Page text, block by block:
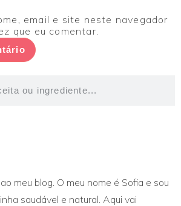
email e site neste navegador
que eu comentar.
meu blog. O meu nome é Sofia e sou
saudável e natural. Aqui vai